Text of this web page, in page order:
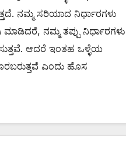
ನಮ್ಮ ಸರಿಯಾದ ನಿರ್ಧಾರಗಳು
ಮಾಡಿದರೆ, ನಮ್ಮ ತಪ್ಪು ನಿರ್ಧಾರಗಳು
ಆದರೆ ಇಂತಹ ಒಳ್ಳೆಯ
ಎಂದು ಹೊಸ